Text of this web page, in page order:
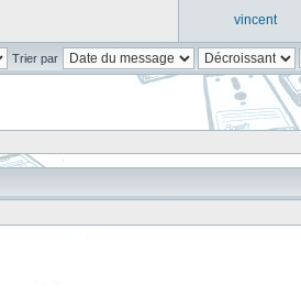
vincent
Trier par